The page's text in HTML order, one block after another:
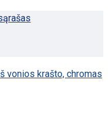
vonios krašto, chromas